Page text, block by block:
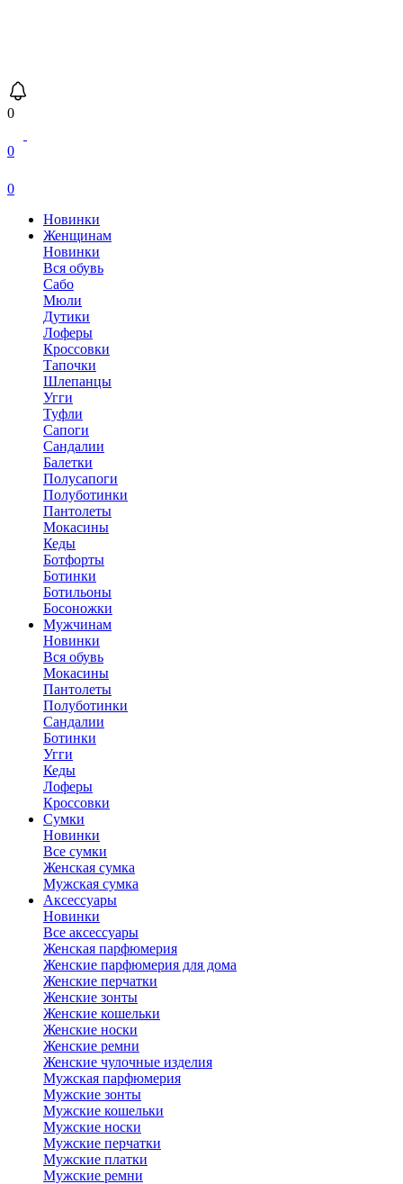
0
0
0
Новинки
Женщинам
Новинки
Вся обувь
Сабо
Мюли
Дутики
Лоферы
Кроссовки
Тапочки
Шлепанцы
Угги
Туфли
Сапоги
Сандалии
Балетки
Полусапоги
Полуботинки
Пантолеты
Мокасины
Кеды
Ботфорты
Ботинки
Ботильоны
Босоножки
Мужчинам
Новинки
Вся обувь
Мокасины
Пантолеты
Полуботинки
Сандалии
Ботинки
Угги
Кеды
Лоферы
Кроссовки
Сумки
Новинки
Все сумки
Женская сумка
Мужская сумка
Аксессуары
Новинки
Все аксессуары
Женская парфюмерия
Женские парфюмерия для дома
Женские перчатки
Женские зонты
Женские кошельки
Женские носки
Женские ремни
Женские чулочные изделия
Мужская парфюмерия
Мужские зонты
Мужские кошельки
Мужские носки
Мужские перчатки
Мужские платки
Мужские ремни